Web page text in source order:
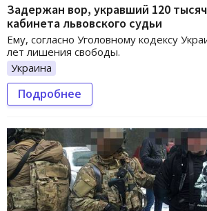
Задержан вор, укравший 120
кабинета львовского судьи
Ему, согласно Уголовному кодексу
лет лишения свободы.
Украина
Подробнее